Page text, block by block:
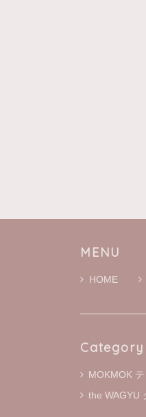
MENU
HOME
Category
MOKMOK
the WAGYU